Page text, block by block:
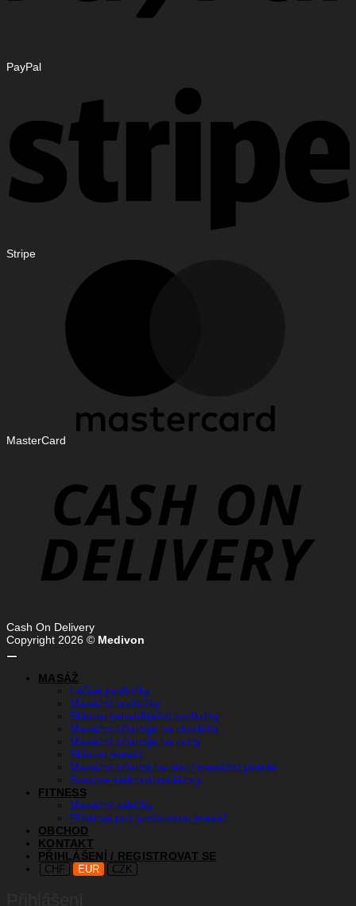
PayPal
Stripe
MasterCard
Cash On Delivery
Copyright 2026 © Medivon
MASÁŽ
Léčivé podložky
Masážní podložky
Shiatsu rehabilitační podložky
Masážní přístroje na chodidla
Masážní přístroje na nohy
Shiatsu masáž
Masážní přístroj na tělo / masážní pistole
Svalové elektrostimulátory
FITNESS
Masážní válečky
Přístroje pro lymfatickou masáž
OBCHOD
KONTAKT
PŘIHLÁŠENÍ / REGISTROVAT SE
CHF EUR CZK